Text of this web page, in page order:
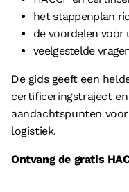
het stappenplan
de voordelen voor
veelgestelde
De gids geeft een
certificeringstraject
aandachtspunten
logistiek.
Ontvang de gratis